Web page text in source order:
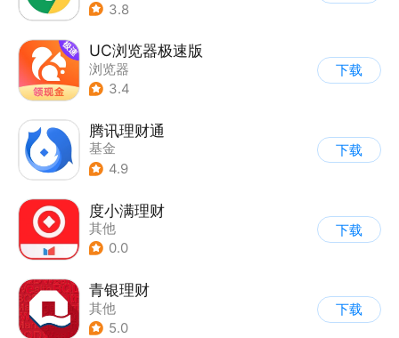
3.8
UC浏览器极速版
浏览器
3.4
下载
腾讯理财通
基金
4.9
下载
度小满理财
其他
0.0
下载
青银理财
其他
5.0
下载